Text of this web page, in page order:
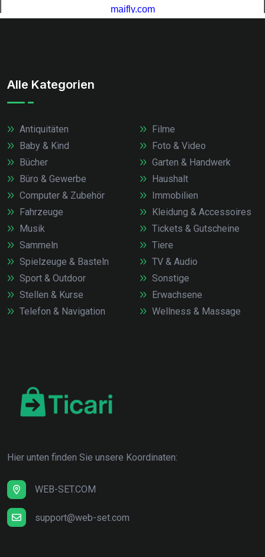
Alle Kategorien
Antiquitäten
Baby & Kind
Bücher
Büro & Gewerbe
Computer & Zubehör
Fahrzeuge
Filme
Foto & Video
Garten & Handwerk
Haushalt
Immobilien
Kleidung & Accessoires
Musik
Sammeln
Spielzeuge & Basteln
Sport & Outdoor
Stellen & Kurse
Telefon & Navigation
Tickets & Gutscheine
Tiere
TV & Audio
Sonstige
Erwachsene
Wellness & Massage
Hier unten finden Sie unsere Koordinaten:
WEB-SET.COM
support@web-set.com